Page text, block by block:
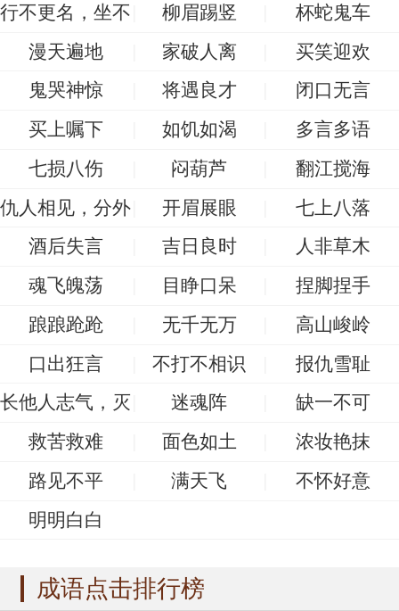
行不更名，坐不
改姓
柳眉踢竖
杯蛇鬼车
漫天遍地
家破人离
买笑迎欢
鬼哭神惊
将遇良才
闭口无言
买上嘱下
如饥如渴
多言多语
七损八伤
闷葫芦
翻江搅海
仇人相见，分外
眼明
开眉展眼
七上八落
酒后失言
吉日良时
人非草木
魂飞魄荡
目睁口呆
捏脚捏手
踉踉跄跄
无千无万
高山峻岭
口出狂言
不打不相识
报仇雪耻
长他人志气，灭
自己威风
迷魂阵
缺一不可
救苦救难
面色如土
浓妆艳抹
路见不平
满天飞
不怀好意
明明白白
成语点击排行榜